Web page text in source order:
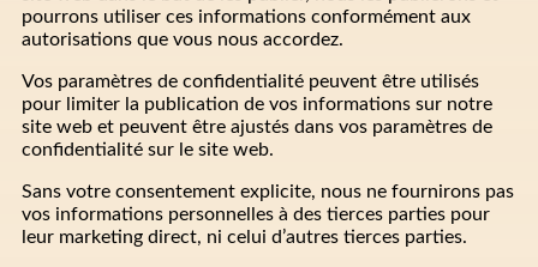
pourrons utiliser ces informations conformément aux
autorisations que vous nous accordez.
Vos paramètres de confidentialité peuvent être utilisés
pour limiter la publication de vos informations sur notre
site web et peuvent être ajustés dans vos paramètres de
confidentialité sur le site web.
Sans votre consentement explicite, nous ne fournirons pas
vos informations personnelles à des tierces parties pour
leur marketing direct, ni celui d’autres tierces parties.